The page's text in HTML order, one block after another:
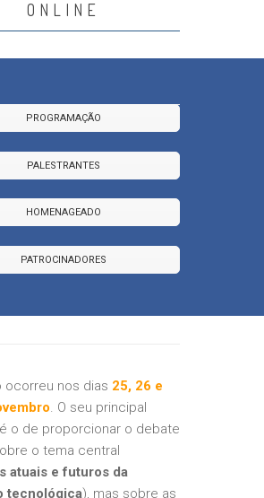
ONLINE
PROGRAMAÇÃO
PALESTRANTES
HOMENAGEADO
PATROCINADORES
ocorreu nos dias 25, 26 e
. O seu principal
o de proporcionar o debate
o tema central
atuais e futuros da
tecnológica), mas sobre as